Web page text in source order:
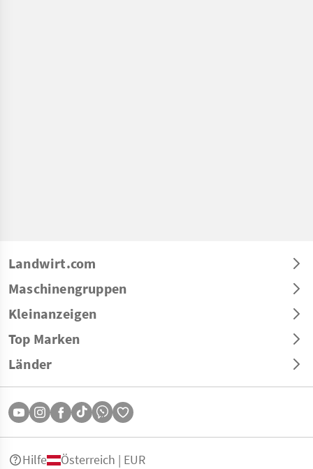
Landwirt.com
Maschinengruppen
Kleinanzeigen
Top Marken
Länder
Hilfe Österreich | EUR